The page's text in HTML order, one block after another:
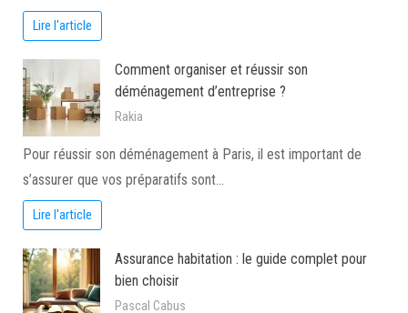
Lire l'article
Comment organiser et réussir son
déménagement d’entreprise ?
Rakia
Pour réussir son déménagement à Paris, il est important de
s’assurer que vos préparatifs sont…
Lire l'article
Assurance habitation : le guide complet pour
bien choisir
Pascal Cabus